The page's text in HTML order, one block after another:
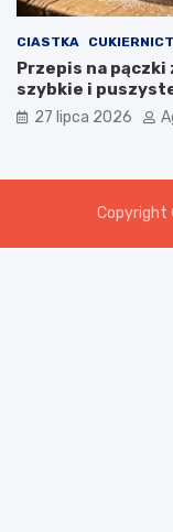
CIASTKA
Przepis na pączki
szybkie i
27 lipca 2026